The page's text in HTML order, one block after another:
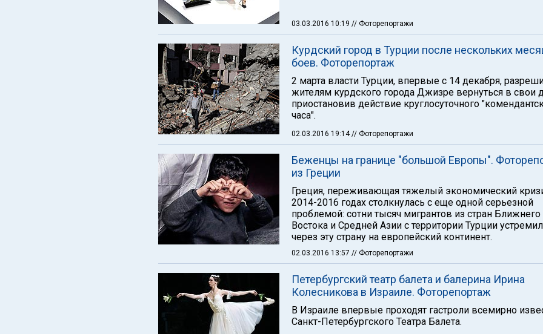
03.03.2016 10:19 // Фоторепортажи
Курдский город в Турции после нескольких
боев. Фоторепортаж
2 марта власти Турции, впервые с 14 декабря,
жителям курдского города Джизре вернуться в свои
приостановив действие круглосуточного
часа".
02.03.2016 19:14// Фоторепортажи
Беженцы на границе "большой Европы".
из Греции
Греция, переживающая тяжелый экономический
2014-2016 годах столкнулась с еще одной серьезной
проблемой: сотни тысяч мигрантов из стран Ближнего
Востока и Средней Азии с территории Турции
через эту страну на европейский континент.
02.03.2016 13:57 // Фоторепортажи
Петербургский театр балета и балерина Ирина
Колесникова в Израиле. Фоторепортаж
В Израиле впервые проходят гастроли всемирно
Санкт-Петербургского Театра Балета.